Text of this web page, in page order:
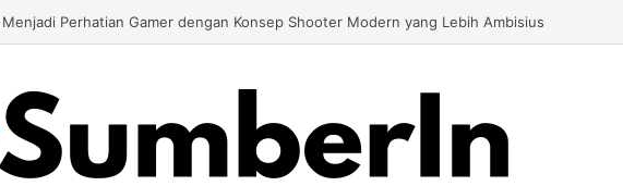
Season Terbaru Menawarkan Strategi Baru Melalui Kehadiran Legend Generasi Berikutnya